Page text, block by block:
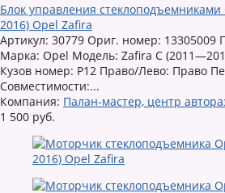
Блок управления
2016) Opel Zafira
Артикул: 30779 Ориг. номер: 13305009
Марка: Opel Модель: Zafira C
Кузов номер: P12 Право/Лево: Право
Совместимости:...
Компания: Палан-мастер, центр
1 500 руб.